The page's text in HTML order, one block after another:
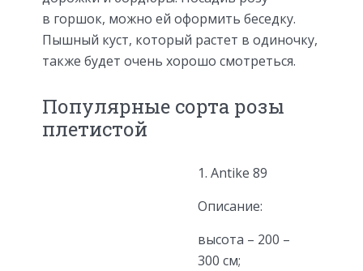
в горшок, можно ей оформить беседку.
Пышный куст, который растет в одиночку,
также будет очень хорошо смотреться.
Популярные сорта розы
плетистой
1. Antike 89
Описание:
высота – 200 –
300 см;